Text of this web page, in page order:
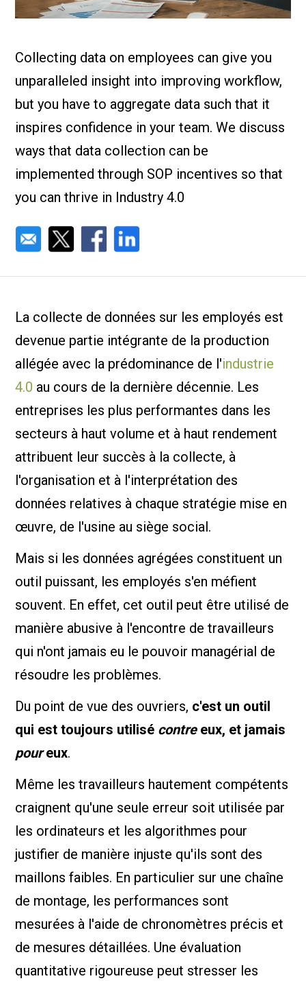
de
Nous
Collecting data on employees can give you
unparalleled insight into improving workflow,
but you have to aggregate data such that it
inspires confidence in your team. We discuss
ways that data collection can be
implemented through SOP incentives so that
you can thrive in Industry 4.0
La collecte de données sur les employés est
devenue partie intégrante de la production
allégée avec la prédominance de l'industrie
4.0 au cours de la dernière décennie. Les
entreprises les plus performantes dans les
secteurs à haut volume et à haut rendement
attribuent leur succès à la collecte, à
l'organisation et à l'interprétation des
données relatives à chaque stratégie mise en
œuvre, de l'usine au siège social.
Mais si les données agrégées constituent un
outil puissant, les employés s'en méfient
souvent. En effet, cet outil peut être utilisé de
manière abusive à l'encontre de travailleurs
qui n'ont jamais eu le pouvoir managérial de
résoudre les problèmes.
Du point de vue des ouvriers, c'est un outil
qui est toujours utilisé contreeux, et jamais
poureux.
Même les travailleurs hautement compétents
craignent qu'une seule erreur soit utilisée par
les ordinateurs et les algorithmes pour
justifier de manière injuste qu'ils sont des
maillons faibles. En particulier sur une chaîne
de montage, les performances sont
mesurées à l'aide de chronomètres précis et
de mesures détaillées. Une évaluation
quantitative rigoureuse peut stresser les